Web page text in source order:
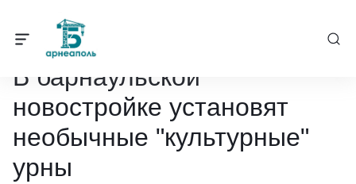
Барнеаполь / В барнаульской новостройке установят
В барнаульской
новостройке установят
необычные "культурные"
урны